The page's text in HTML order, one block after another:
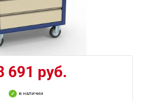
691 руб.
в наличии